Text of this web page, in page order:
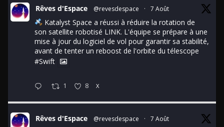
Rêves d'Espace @revesdespace · 7 Août
Katalyst Space a réussi à réduire la rotation de
son satellite robotisé LINK. L'équipe se prépare à une
mise à jour du logiciel de vol pour garantir sa stabilité,
avant de tenter un reboost de l'orbite du télescope
#Swift
1 8 X
Rêves d'Espace @revesdespace · 7 Août